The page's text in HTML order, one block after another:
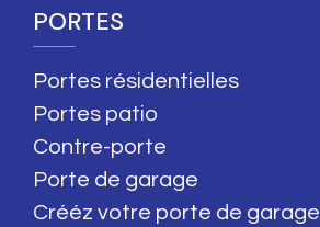
PORTES
Portes résidentielles
Portes patio
Contre-porte
Porte de garage
Crééz votre porte de garage